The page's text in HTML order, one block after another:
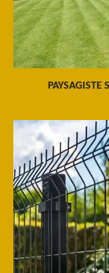
PAYSAGISTE